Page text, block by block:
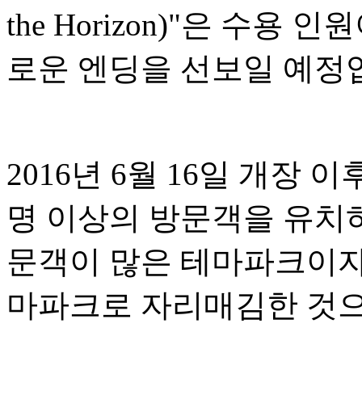
the Horizon)"은 수용 인
로운 엔딩을 선보일 예정
2016년 6월 16일 개장 이
명 이상의 방문객을 유
문객이 많은 테마파크이
마파크로 자리매김한 것